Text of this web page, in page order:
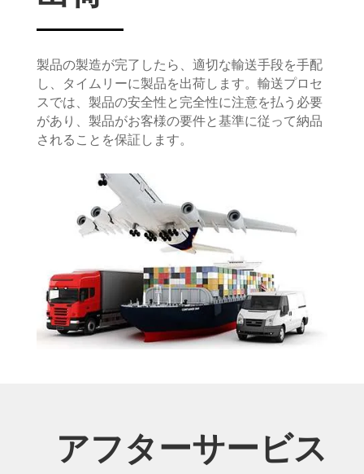
製品の製造が完了したら、適切な輸送手段を手配
し、タイムリーに製品を出荷します。輸送プロセ
スでは、製品の安全性と完全性に注意を払う必要
があり、製品がお客様の要件と基準に従って納品
されることを保証します。
アフターサービス